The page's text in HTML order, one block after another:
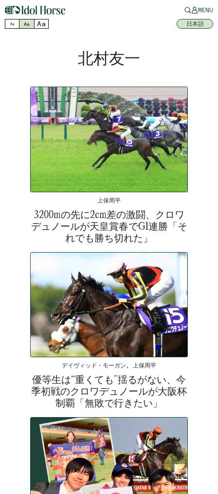
MENU
Aa Aa Aa 日本語
北村友一
上保周平
3200mの先に2cm差の激闘、クロワ
デュノールが天皇賞春でG1連勝「そ
れでも勝ち切れた」
デイヴィッド・モーガン, 上保周平
優等生は“重くても”揺るがない、今
季初戦のクロワデュノールが大阪杯
制覇「無敗で行きたい」